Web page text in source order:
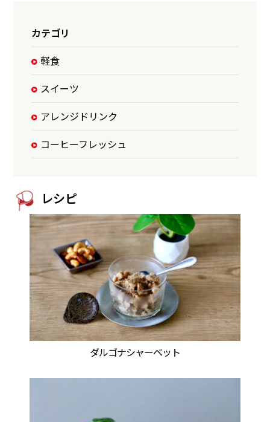
カテゴリ
軽食
スイーツ
アレンジドリンク
コーヒーフレッシュ
レシピ
ダルゴナシャーベット